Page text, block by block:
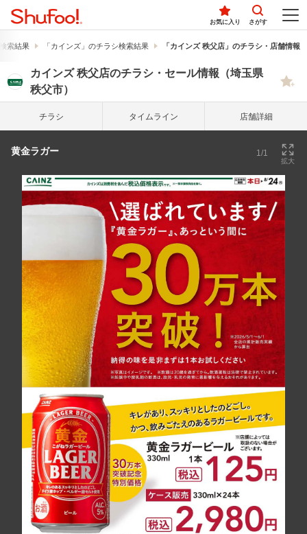
お気に入り さがす
索結果 「カインズ」のチラシ検索結果 「カインズ 秩父店」のチラシ・店舗情報
カインズ 秩父店のチラシ・セール情報（埼玉県
秩父市）
チラシ タイム ライン 店舗詳細
黄金ラガー 1/1
拡大